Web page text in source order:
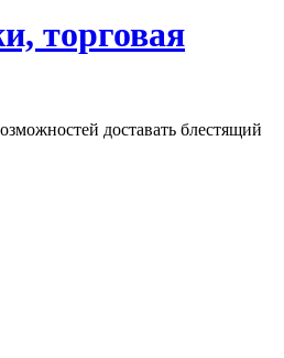
торговая
доставать блестящий